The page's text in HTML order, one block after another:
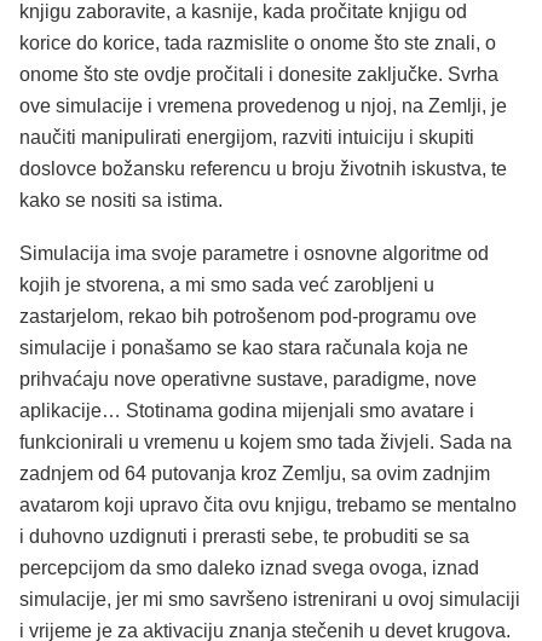
knjigu zaboravite, a kasnije, kada pročitate knjigu od
korice do korice, tada razmislite o onome što ste znali, o
onome što ste ovdje pročitali i donesite zaključke. Svrha
ove simulacije i vremena provedenog u njoj, na Zemlji, je
naučiti manipulirati energijom, razviti intuiciju i skupiti
doslovce božansku referencu u broju životnih iskustva, te
kako se nositi sa istima.
Simulacija ima svoje parametre i osnovne algoritme od
kojih je stvorena, a mi smo sada već zarobljeni u
zastarjelom, rekao bih potrošenom pod-programu ove
simulacije i ponašamo se kao stara računala koja ne
prihvaćaju nove operativne sustave, paradigme, nove
aplikacije… Stotinama godina mijenjali smo avatare i
funkcionirali u vremenu u kojem smo tada živjeli. Sada na
zadnjem od 64 putovanja kroz Zemlju, sa ovim zadnjim
avatarom koji upravo čita ovu knjigu, trebamo se mentalno
i duhovno uzdignuti i prerasti sebe, te probuditi se sa
percepcijom da smo daleko iznad svega ovoga, iznad
simulacije, jer mi smo savršeno istrenirani u ovoj simulaciji
i vrijeme je za aktivaciju znanja stečenih u devet krugova.